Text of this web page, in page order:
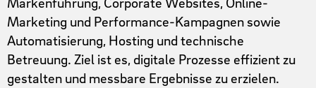
Marketing und Performance-Kampagnen sowie
Automatisierung, Hosting und technische
Betreuung. Ziel ist es, digitale Prozesse effizient zu
gestalten und messbare Ergebnisse zu erzielen.